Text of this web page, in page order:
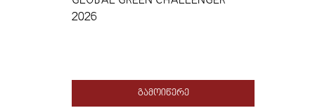
2026
ᲒᲐᲛᲝᲘᲬᲔᲠᲔ